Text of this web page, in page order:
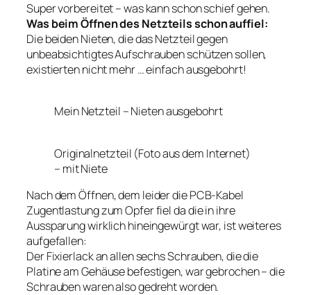
Super vorbereitet – was kann schon schief gehen.
Was beim Öffnen des Netzteils schon auffiel:
Die beiden Nieten, die das Netzteil gegen
unbeabsichtigtes Aufschrauben schützen sollen,
existierten nicht mehr … einfach ausgebohrt!
Mein Netzteil – Nieten ausgebohrt
Originalnetzteil (Foto aus dem Internet)
– mit Niete
Nach dem Öffnen, dem leider die PCB-Kabel
Zugentlastung zum Opfer fiel da die in ihre
Aussparung wirklich hineingewürgt war, ist weiteres
aufgefallen:
Der Fixierlack an allen sechs Schrauben, die die
Platine am Gehäuse befestigen, war gebrochen – die
Schrauben waren also gedreht worden.